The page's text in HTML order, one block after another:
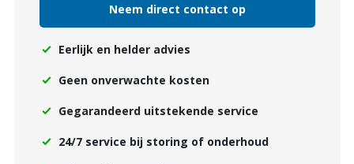
Neem direct contact op
Eerlijk en helder advies
Geen onverwachte kosten
Gegarandeerd uitstekende service
24/7 service bij storing of onderhoud